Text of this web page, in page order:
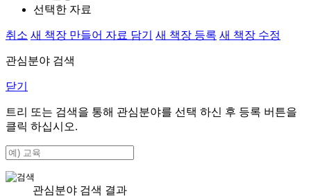
선택한 자료
취소 새 책장 만들어 자료 담기 새 책장 등록 새 책장 수정
관심분야 검색
닫기
트리 또는 검색을 통해 관심분야를 선택 하신 후 등록 버튼을
클릭 하십시오.
관심분야 검색 결과